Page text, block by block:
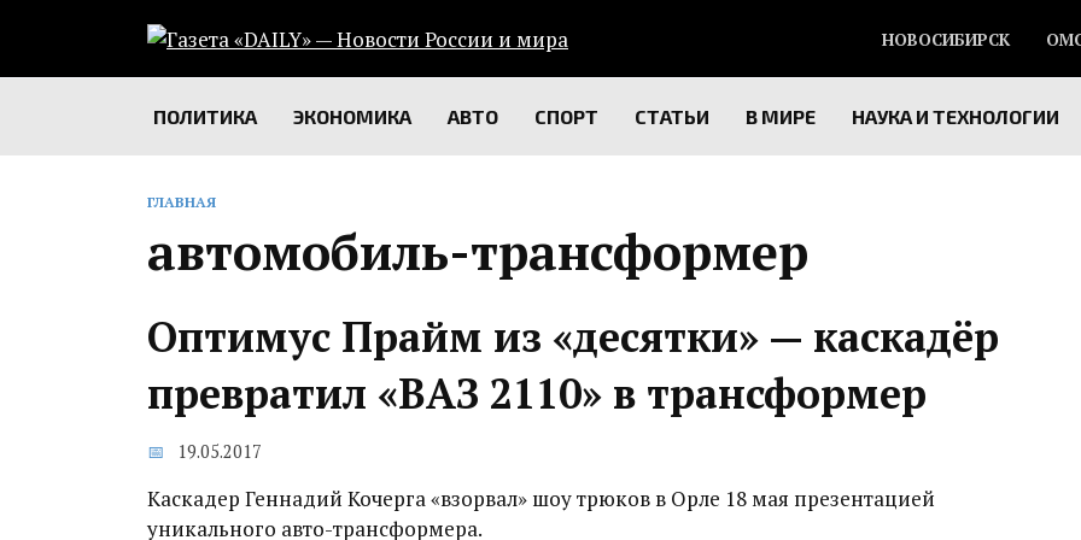
содержанию
НОВОСИБИРСК
ПОЛИТИКА ЭКОНОМИКА АВТО СПОРТ СТАТЬИ В МИРЕ НАУКА И ТЕХНОЛОГИИ
ГЛАВНАЯ
автомобиль-трансформер
Оптимус Прайм из «десятки» — каскадёр
превратил «ВАЗ 2110» в трансформер
19.05.2017
Каскадер Геннадий Кочерга «взорвал» шоу трюков в Орле 18 мая презентацией
уникального авто-трансформера.